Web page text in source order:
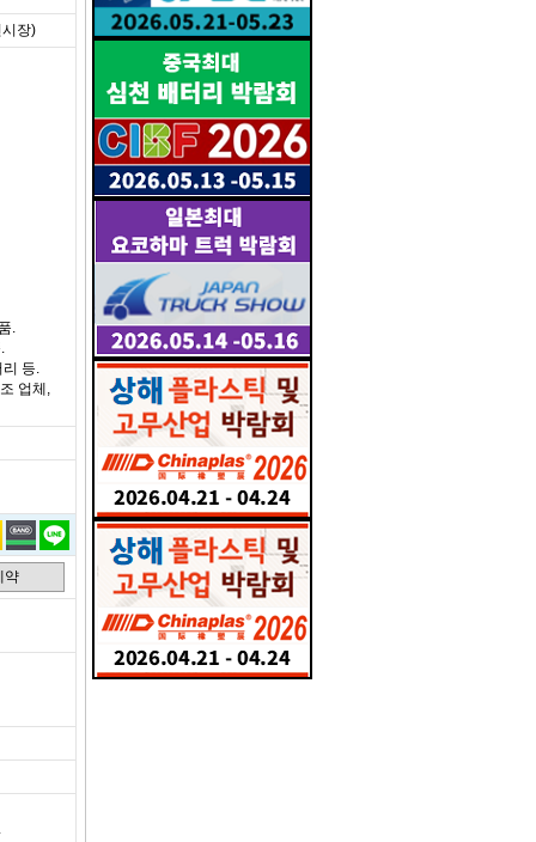
장)
.
리 등.
업체,
약